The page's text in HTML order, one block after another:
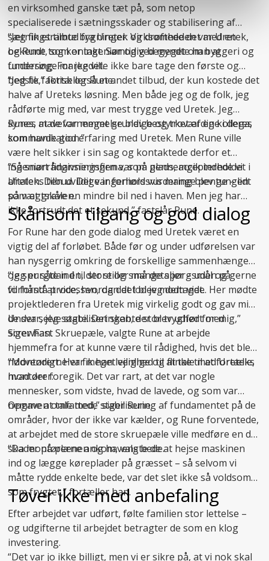
en virksomhed ganske tæt på, som netop
specialiserede isætningsskaderog stabilisering af
sætningsramte bygninger. Virksomheden var Uretek,
og Rune tog kontakt. Samtidig begyndte han at
undersøge markedet.
“Jeg fik et tilbud fra Uretek og drøftede det med en
bekendt, som er ingeniør og ved meget om byggeri og
fundering. For jeg ville ikke bare tage den første og
bedste,” fortæller Rune.
“Jeg fik faktisk også et andet tilbud, der kun kostede det
halve af Ureteks løsning. Men både jeg og de folk, jeg
rådførte mig med, var mest trygge ved Uretek. Jeg
synes, at de var meget grundige og troværdige i deres
kommunikation.”
Runes mavefornemmelse blev bestyrket af en kollega,
som havde god erfaring med Uretek. Men Rune ville
være helt sikker i sin sag og kontaktede derfor et
ingeniørrådgivningsfirma, som gennemgik indholdet i
aftalen. Den uvildige ingeniørs vurdering blev tungen
på vægtskålen.
“Så snart finansieringen var på plads, accepterede vi
Ureteks tilbud. Det var forholdsvis mange penge – lidt
som at grave en mindre bil ned i haven. Men jeg har
ikke fortrudt det et sekund,” fastslår Rune.
Skånsom tilgang og god dialog
For Rune har den gode dialog med Uretek været en
vigtig del af forløbet. Både før og under udførelsen var
han nysgerrig omkring de forskellige sammenhænge
og spurgte ind til store og små detaljer – uden på
forhånd at vide, hvordan det blev modtaget.
“Jeg er sådan én, der stiller mange spørgsmål og gerne
vil forstå processen, og det lod jeg dem vide. Her mødte
projektlederen fra Uretek mig virkelig godt og gav mig
de svar, jeg søgte. Det skabte stor tryghed for mig,”
siger han.
Under selve stabiliseringen, der blev udført med
ScrewFast Skruepæle, valgte Rune at arbejde
hjemmefra for at kunne være til rådighed, hvis det blev
nødvendigt. Her fik han lejlighed til at tale med Ureteks
montører:
“Montørerne var meget venlige og flinke til at fortælle,
hvad der foregik. Det var rart, at det var nogle
mennesker, som vidste, hvad de lavede, og som var
nemme at tale med,” siger Rune.
Opgaven omfattedestabilisering af fundamentet på de
områder, hvor der ikke var kælder, og Rune forventede,
at arbejdet med de store skruepæle ville medføre en del
skader på plænen og havens bede.
“Da montørerne ankom, valgte de at hejse maskinen
ind og lægge køreplader på græsset – så selvom vi
måtte rydde enkelte bede, var det slet ikke så voldsomt
som frygtet,” fortæller han.
Tøver ikke med anbefaling
Efter arbejdet var udført, følte familien stor lettelse –
og udgifterne til arbejdet betragter de som en klog
investering.
“Det var jo ikke billigt, men vi er sikre på, at vi nok skal